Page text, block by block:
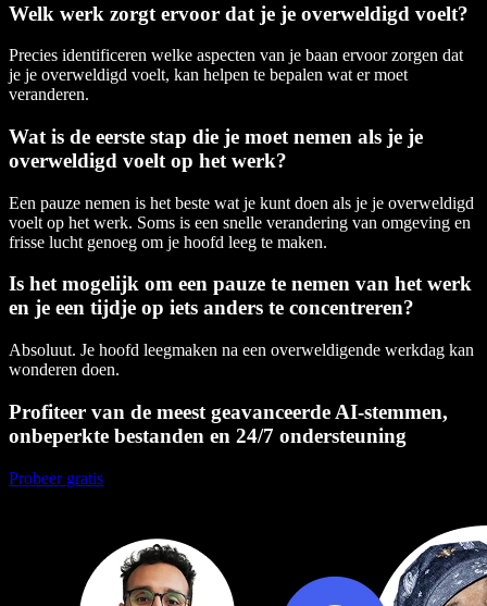
Welk werk zorgt ervoor dat je je overweldigd voelt?
Precies identificeren welke aspecten van je baan ervoor zorgen dat
je je overweldigd voelt, kan helpen te bepalen wat er moet
veranderen.
Wat is de eerste stap die je moet nemen als je je
overweldigd voelt op het werk?
Een pauze nemen is het beste wat je kunt doen als je je overweldigd
voelt op het werk. Soms is een snelle verandering van omgeving en
frisse lucht genoeg om je hoofd leeg te maken.
Is het mogelijk om een pauze te nemen van het werk
en je een tijdje op iets anders te concentreren?
Absoluut. Je hoofd leegmaken na een overweldigende werkdag kan
wonderen doen.
Profiteer van de meest geavanceerde AI-stemmen,
onbeperkte bestanden en 24/7 ondersteuning
Probeer gratis